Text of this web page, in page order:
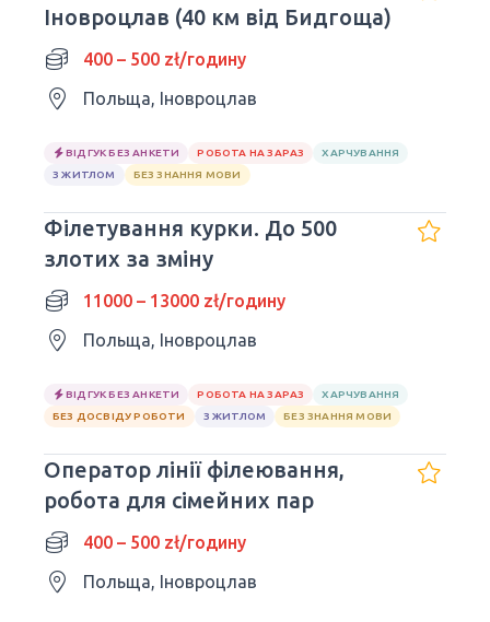
Іновроцлав (40 км від Бидгоща)
400 – 500 zł/годину
Польща, Іновроцлав
ВІДГУК БЕЗ АНКЕТИ РОБОТА НА ЗАРАЗ
ХАРЧУВАННЯ
З ЖИТЛОМ
БЕЗ ЗНАННЯ МОВИ
Філетування курки. До 500
злотих за зміну
11000 – 13000 zł/годину
Польща, Іновроцлав
ВІДГУК БЕЗ АНКЕТИ РОБОТА НА ЗАРАЗ
ХАРЧУВАННЯ
БЕЗ ДОСВІДУ РОБОТИ
З ЖИТЛОМ БЕЗ ЗНАННЯ МОВИ
Оператор лінії філеювання,
робота для сімейних пар
400 – 500 zł/годину
Польща, Іновроцлав